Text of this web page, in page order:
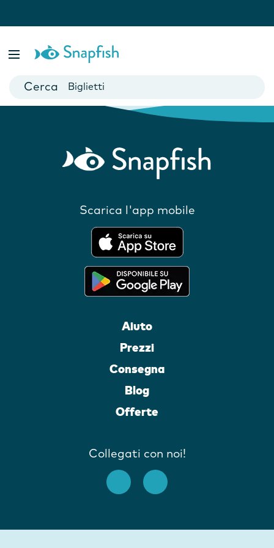
Poster
Biglietti
Prodotti consigliati
Scarica l'app mobile
Aiuto
Prezzi
Consegna
Blog
Offerte
Collegati con noi!